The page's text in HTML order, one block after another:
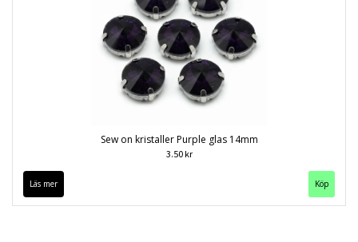
Sew on kristaller Purple glas 14mm
3.50 kr
Läs mer Köp